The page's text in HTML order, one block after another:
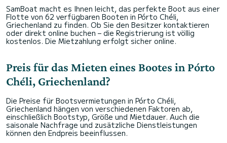
SamBoat macht es Ihnen leicht, das perfekte Boot aus einer
Flotte von 62 verfügbaren Booten in Pórto Chéli,
Griechenland zu finden. Ob Sie den Besitzer kontaktieren
oder direkt online buchen – die Registrierung ist völlig
kostenlos. Die Mietzahlung erfolgt sicher online.
Preis für das Mieten eines Bootes in Pórto
Chéli, Griechenland?
Die Preise für Bootsvermietungen in Pórto Chéli,
Griechenland hängen von verschiedenen Faktoren ab,
einschließlich Bootstyp, Größe und Mietdauer. Auch die
saisonale Nachfrage und zusätzliche Dienstleistungen
können den Endpreis beeinflussen.